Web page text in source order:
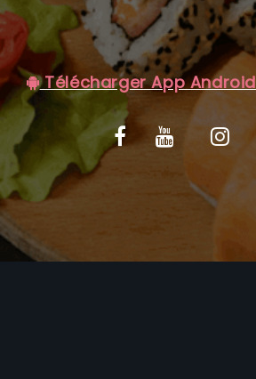
C.G.V
Télécharger App Android